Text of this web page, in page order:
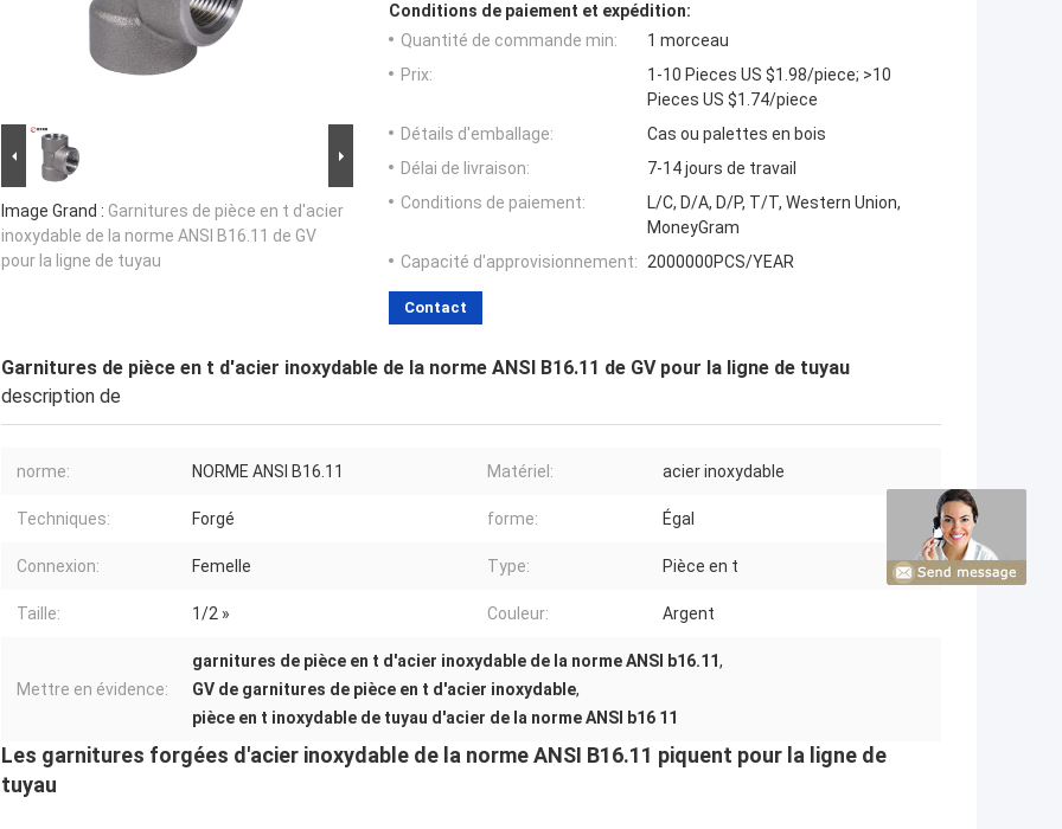
Image Grand : Garnitures de pièce en t d'acier
inoxydable de la norme ANSI B16.11 de GV
pour la ligne de tuyau
Conditions de paiement et expédition:
Quantité de commande min:
1 morceau
Prix:
1-10 Pieces US $1.98/piece; >10
Pieces US $1.74/piece
Détails d'emballage:
Cas ou palettes en bois
Délai de livraison:
7-14 jours de travail
Conditions de paiement:
L/C, D/A, D/P, T/T, Western Union,
MoneyGram
Capacité d'approvisionnement: 2000000PCS/YEAR
Contact
Garnitures de pièce en t d'acier inoxydable de la norme ANSI B16.11 de GV pour la ligne de tuyau
description de
norme: NORME ANSI B16.11 Matériel: acier inoxydable
Techniques: Forgé forme: Égal
Connexion: Femelle Type: Pièce en t
Taille: 1/2 » Couleur: Argent
Mettre en évidence:
garnitures de pièce en t d'acier inoxydable de la norme ANSI b16.11,
GV de garnitures de pièce en t d'acier inoxydable,
pièce en t inoxydable de tuyau d'acier de la norme ANSI b16 11
Les garnitures forgées d'acier inoxydable de la norme ANSI B16.11 piquent pour la ligne de
tuyau